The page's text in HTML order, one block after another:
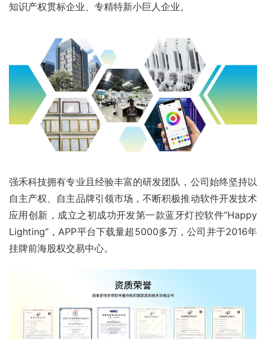
知识产权贯标企业、专精特新小巨人企业。
强禾科技拥有专业且经验丰富的研发团队，公司始终坚持以
自主产权、自主品牌引领市场，不断积极推动软件开发技术
应用创新，成立之初成功开发第一款蓝牙灯控软件“Happy
Lighting”，APP平台下载量超5000多万，公司并于2016年
挂牌前海股权交易中心。